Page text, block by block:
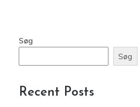
Søg
Søg
Recent Posts